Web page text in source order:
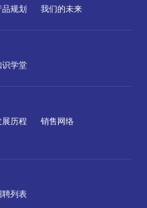
品规划 我们的未来
识学堂
展历程
销售网络
聘列表